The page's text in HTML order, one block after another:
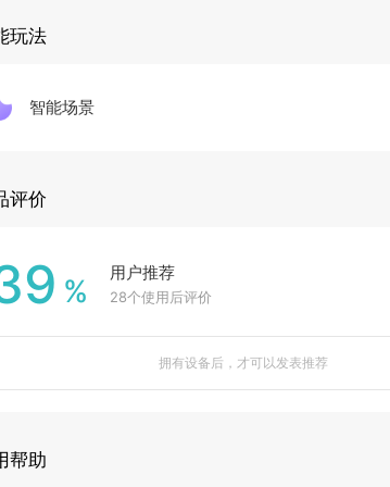
玩法
智能场景
评价
% 用户推荐
28个使用后评价
拥有设备后，才可以发表推荐
帮助